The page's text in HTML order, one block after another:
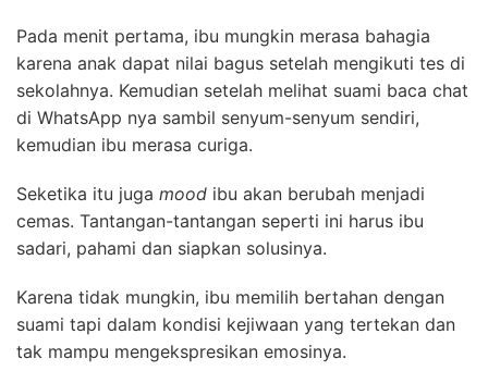
Pada menit pertama, ibu mungkin merasa bahagia
karena anak dapat nilai bagus setelah mengikuti tes di
sekolahnya. Kemudian setelah melihat suami baca chat
di WhatsApp nya sambil senyum-senyum sendiri,
kemudian ibu merasa curiga.
Seketika itu juga mood ibu akan berubah menjadi
cemas. Tantangan-tantangan seperti ini harus ibu
sadari, pahami dan siapkan solusinya.
Karena tidak mungkin, ibu memilih bertahan dengan
suami tapi dalam kondisi kejiwaan yang tertekan dan
tak mampu mengekspresikan emosinya.